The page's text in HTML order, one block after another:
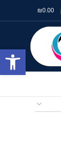
₪0.00
פתח